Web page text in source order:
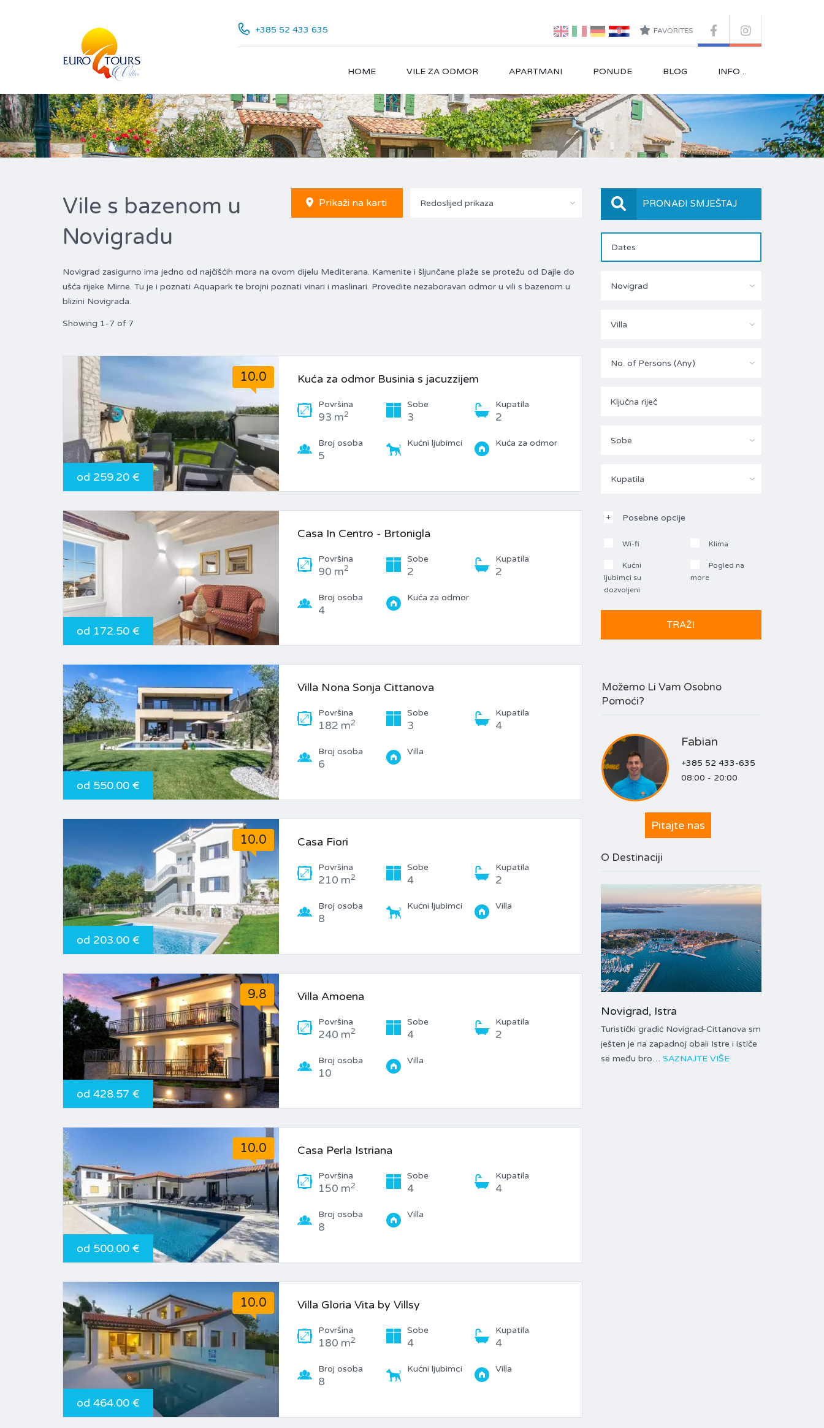
FAVORITES
+385 52 433 635
HOME VILE ZA ODMOR APARTMANI PONUDE BLOG INFO ..
Vile s bazenom u
Novigradu
Prikaži na karti Redoslijed prikaza
Novigrad zasigurno ima jedno od najčišćih mora na ovom dijelu Mediterana. Kamenite i šljunčane plaže se protežu od Dajle do
ušća rijeke Mirne. Tu je i poznati Aquapark te brojni poznati vinari i maslinari. Provedite nezaboravan odmor u vili s bazenom u
blizini Novigrada.
Showing 1-7 of 7
10.0
od 259.20 €
Kuća za odmor Businia s jacuzzijem
Površina
93 m2
Sobe
3
Kupatila
2
Broj osoba
5
Kućni ljubimci Kuća za odmor
od 172.50 €
Casa In Centro - Brtonigla
Površina
90 m2
Sobe
2
Kupatila
2
Broj osoba
4
Kuća za odmor
od 550.00 €
Villa Nona Sonja Cittanova
Površina
182 m2
Sobe
3
Kupatila
4
Broj osoba
6
Villa
10.0
od 203.00 €
Casa Fiori
Površina
210 m2
Sobe
4
Kupatila
2
Broj osoba
8
Kućni ljubimci Villa
9.8
od 428.57 €
Villa Amoena
Površina
240 m2
Sobe
4
Kupatila
2
Broj osoba
10
Villa
10.0
od 500.00 €
Casa Perla Istriana
Površina
150 m2
Sobe
4
Kupatila
4
Broj osoba
8
Villa
10.0
od 464.00 €
Villa Gloria Vita by Villsy
Površina
180 m2
Sobe
4
Kupatila
4
Broj osoba
8
Kućni ljubimci Villa
PRONAĐI SMJEŠTAJ
Novigrad
Villa
No. of Persons (Any)
Sobe
Kupatila
Posebne opcije
Wi-fi Klima
Kućni
ljubimci su
dozvoljeni
Pogled na
more
Možemo Li Vam Osobno
Pomoći?
Fabian
+385 52 433-635
08:00 - 20:00
Pitajte nas
O Destinaciji
Novigrad, Istra
Turistički gradić Novigrad-Cittanova sm
ješten je na zapadnoj obali Istre i ističe
se među bro… SAZNAJTE VIŠE